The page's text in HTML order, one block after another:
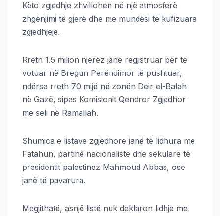
Këto zgjedhje zhvillohen në një atmosferë
zhgënjimi të gjerë dhe me mundësi të kufizuara
zgjedhjeje.
Rreth 1.5 milion njerëz janë regjistruar për të
votuar në Bregun Perëndimor të pushtuar,
ndërsa rreth 70 mijë në zonën Deir el-Balah
në Gazë, sipas Komisionit Qendror Zgjedhor
me seli në Ramallah.
Shumica e listave zgjedhore janë të lidhura me
Fatahun, partinë nacionaliste dhe sekulare të
presidentit palestinez Mahmoud Abbas, ose
janë të pavarura.
Megjithatë, asnjë listë nuk deklaron lidhje me